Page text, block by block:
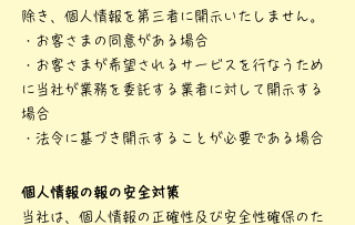
除き、個人情報を第三者に開示いたしません。
・お客さまの同意がある場合
・お客さまが希望されるサービスを行なうため
に当社が業務を委託する業者に対して開示する
場合
・法令に基づき開示することが必要である場合
個人情報の報の安全対策
当社は、個人情報の正確性及び安全性確保のた